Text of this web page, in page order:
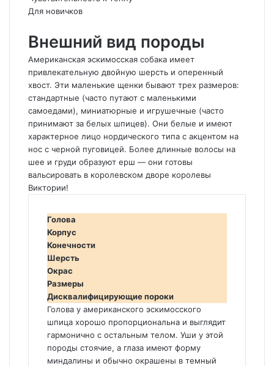
Для новичков
Внешний вид породы
Американская эскимосская собака имеет
привлекательную двойную шерсть и оперенный
хвост. Эти маленькие щенки бывают трех размеров:
стандартные (часто путают с маленькими
самоедами), миниатюрные и игрушечные (часто
принимают за белых шпицев). Они белые и имеют
характерное лицо нордического типа с акцентом на
нос с черной пуговицей. Более длинные волосы на
шее и груди образуют ерш — они готовы
вальсировать в королевском дворе королевы
Виктории!
Голова
Корпус
Конечности
Шерсть
Окрас
Размеры
Дисквалифицирующие пороки
Голова у американского эскимосского
шпица хорошо пропорциональна и выглядит
гармонично с остальным телом. Уши у этой
породы стоячие, а глаза имеют форму
миндалины и обычно окрашены в темный